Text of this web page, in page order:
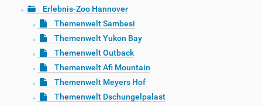
Erlebnis-Zoo Hannover
Themenwelt Sambesi
Themenwelt Yukon Bay
Themenwelt Outback
Themenwelt Afi Mountain
Themenwelt Meyers Hof
Themenwelt Dschungelpalast